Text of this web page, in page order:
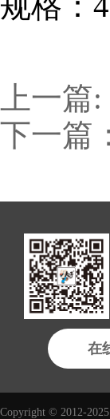
上一
下一篇
在
Copyright © 2012-